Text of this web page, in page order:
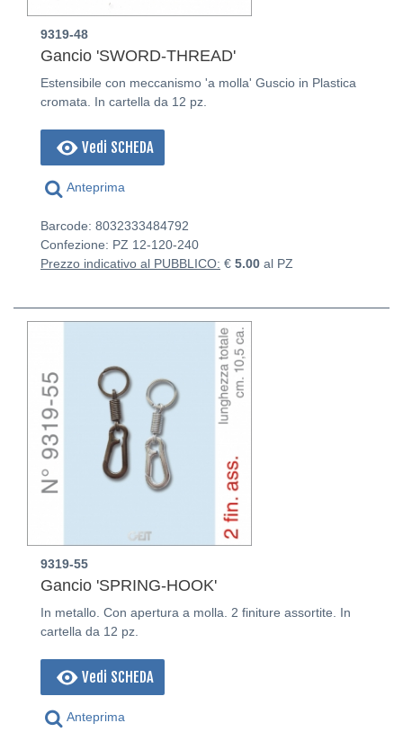
9319-48
Gancio 'SWORD-THREAD'
Estensibile con meccanismo 'a molla' Guscio in Plastica
cromata. In cartella da 12 pz.
Vedi SCHEDA
Anteprima
Barcode: 8032333484792
Confezione: PZ 12-120-240
Prezzo indicativo al PUBBLICO: € 5.00 al PZ
9319-55
Gancio 'SPRING-HOOK'
In metallo. Con apertura a molla. 2 finiture assortite. In
cartella da 12 pz.
Vedi SCHEDA
Anteprima